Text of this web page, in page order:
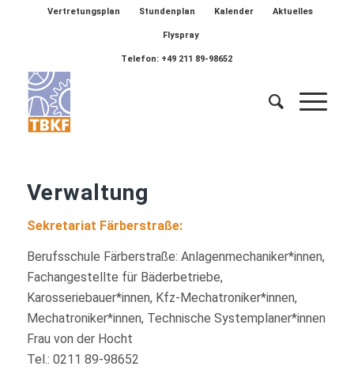
Vertretungsplan Stundenplan Kalender Aktuelles
Flyspray
Telefon: +49 211 89-98652
Verwaltung
Sekretariat Färberstraße:
Berufsschule Färberstraße: Anlagenmechaniker*innen,
Fachangestellte für Bäderbetriebe,
Karosseriebauer*innen, Kfz-Mechatroniker*innen,
Mechatroniker*innen, Technische Systemplaner*innen
Frau von der Hocht
Tel.: 0211 89-98652